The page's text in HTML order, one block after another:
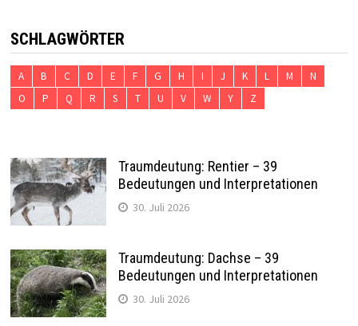
SCHLAGWÖRTER
A B C D E F G H I J K L M
N
O
P Q R S T U V W Y Z
Traumdeutung: Rentier – 39
Bedeutungen und Interpretationen
30. Juli 2026
Traumdeutung: Dachse – 39
Bedeutungen und Interpretationen
30. Juli 2026